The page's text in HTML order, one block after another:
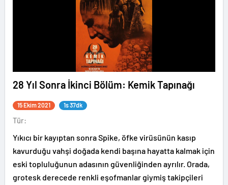
28 Yıl Sonra İkinci Bölüm: Kemik Tapınağı
15 Ekim 2021 1s 37dk
Tür:
Yıkıcı bir kayıptan sonra Spike, öfke virüsünün kasıp
kavurduğu vahşi doğada kendi başına hayatta kalmak için
eski topluluğunun adasının güvenliğinden ayrılır. Orada,
grotesk derecede renkli eşofmanlar giymiş takipçileri